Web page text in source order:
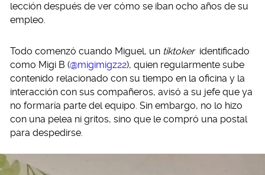
lección después de ver cómo se iban ocho años de su
empleo.
Todo comenzó cuando Miguel, un tiktoker identificado
como Migi B (@migimigz22), quien regularmente sube
contenido relacionado con su tiempo en la oficina y la
interacción con sus compañeros, avisó a su jefe que ya
no formaría parte del equipo. Sin embargo, no lo hizo
con una pelea ni gritos, sino que le compró una postal
para despedirse.